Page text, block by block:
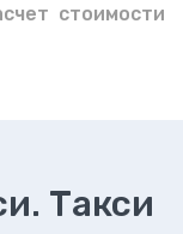
стоимости
Такси